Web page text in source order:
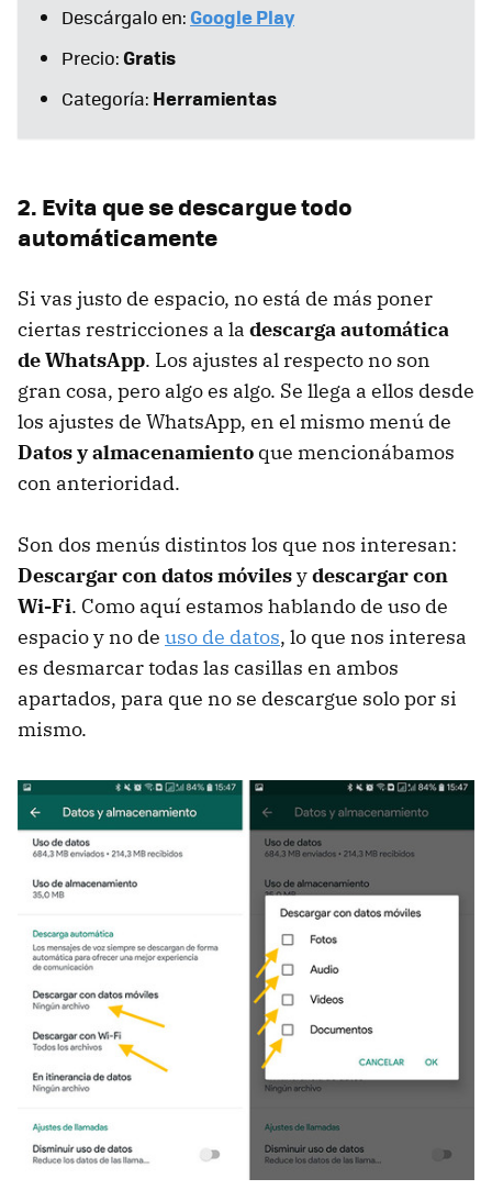
Descárgalo en: Google Play
Precio:Gratis
Categoría: Herramientas
2. Evita que se descargue todo
automáticamente
Si vas justo de espacio, no está de más poner
ciertas restricciones a la descarga automática
de WhatsApp. Los ajustes al respecto no son
gran cosa, pero algo es algo. Se llega a ellos desde
los ajustes de WhatsApp, en el mismo menú de
Datos y almacenamiento que mencionábamos
con anterioridad.
Son dos menús distintos los que nos interesan:
Descargar con datos móvilesydescargar con
Wi-Fi. Como aquí estamos hablando de uso de
espacio y no de uso de datos, lo que nos interesa
es desmarcar todas las casillas en ambos
apartados, para que no se descargue solo por si
mismo.